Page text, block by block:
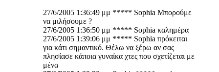
27/6/2005 1:36:49 μμ ***** Sophia Mπορούμε
να μιλήσουμε ?
27/6/2005 1:36:50 μμ ***** Sophia καλημέρα
27/6/2005 1:39:06 μμ ***** Sophia πρόκειται
για κάτι σημαντικό. Θέλω να ξέρω αν σας
πλησίασε κάποια γυναίκα χτες που σχετίζεται με
μένα